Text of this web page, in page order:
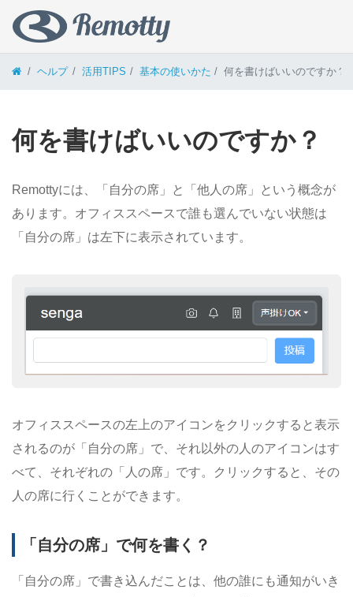
コンテンツへスキップ
ヘルプ 活用TIPS 基本の使いかた 何を書けばいいのですか？
何を書けばいいのですか？
Remottyには、「自分の席」と「他人の席」という概念が
あります。オフィススペースで誰も選んでいない状態は
「自分の席」は左下に表示されています。
オフィススペースの左上のアイコンをクリックすると表示
されるのが「自分の席」で、それ以外の人のアイコンはす
べて、それぞれの「人の席」です。クリックすると、その
人の席に行くことができます。
「自分の席」で何を書く？
「自分の席」で書き込んだことは、他の誰にも通知がいき